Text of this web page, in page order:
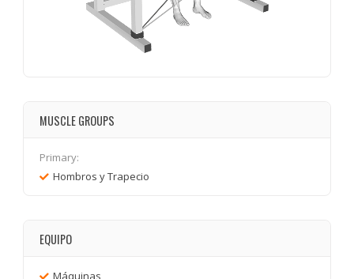
MUSCLE GROUPS
Primary:
Hombros y Trapecio
EQUIPO
Máquinas